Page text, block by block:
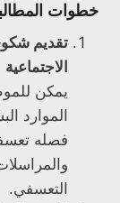
خطوات
تقديم
الاجتماعية
يمكن
الموارد
فصله
التعسفي.